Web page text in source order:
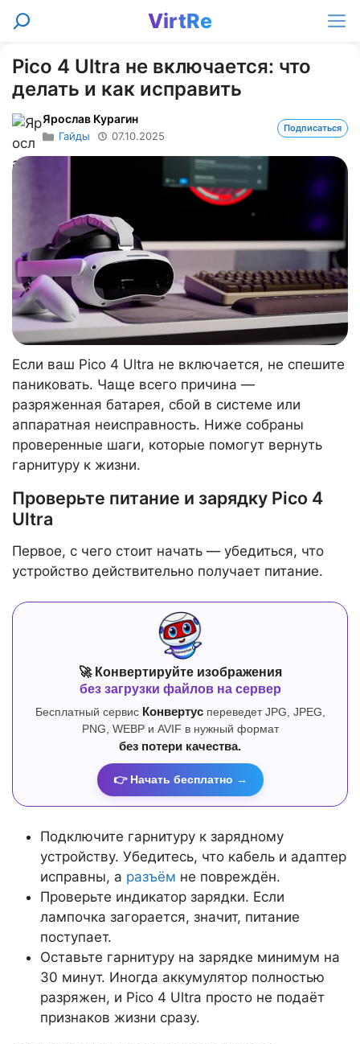
Перейти
VirtRe
Поиск
Pico 4 Ultra не включается: что
делать и как исправить
Ярослав Курагин
Гайды 07.10.2025
Подписаться
Если ваш Pico 4 Ultra не включается, не спешите
паниковать. Чаще всего причина —
разряженная батарея, сбой в системе или
аппаратная неисправность. Ниже собраны
проверенные шаги, которые помогут вернуть
гарнитуру к жизни.
Проверьте питание и зарядку Pico 4
Ultra
Первое, с чего стоит начать — убедиться, что
устройство действительно получает питание.
🚀 Конвертируйте изображения
без загрузки файлов на сервер
Бесплатный сервис Конвертуспереведет JPG, JPEG,
PNG, WEBP и AVIF в нужный формат
без потери качества.
👉 Начать бесплатно →
Подключите гарнитуру к зарядному
устройству. Убедитесь, что кабель и адаптер
исправны, а разъём не повреждён.
Проверьте индикатор зарядки. Если
лампочка загорается, значит, питание
поступает.
Оставьте гарнитуру на зарядке минимум на
30 минут. Иногда аккумулятор полностью
разряжен, и Pico 4 Ultra просто не подаёт
признаков жизни сразу.